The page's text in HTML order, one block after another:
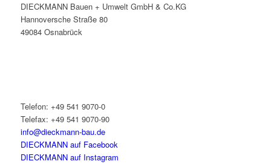
DIECKMANN Bauen + Umwelt GmbH & Co.KG
Hannoversche Straße 80
49084 Osnabrück
Telefon: +49 541 9070-0
Telefax: +49 541 9070-90
info@dieckmann-bau.de
DIECKMANN auf Facebook
DIECKMANN auf Instagram